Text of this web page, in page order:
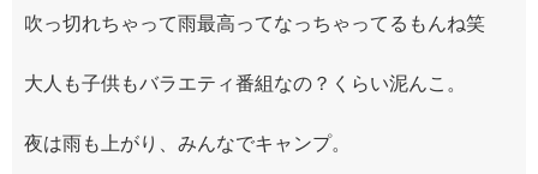
吹っ切れちゃって雨最高ってなっちゃってるもんね笑
大人も子供もバラエティ番組なの？くらい泥んこ。
夜は雨も上がり、みんなでキャンプ。